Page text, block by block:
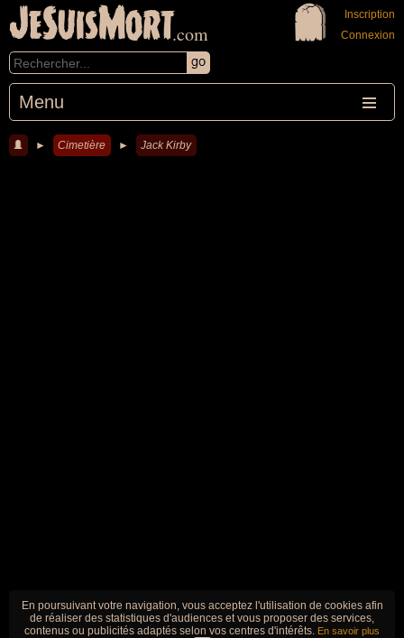
JeSuisMort.com
Menu
Inscription
Connexion
► Cimetière ► Jack Kirby
En poursuivant votre navigation, vous acceptez l'utilisation de cookies afin
de réaliser des statistiques d'audiences et vous proposer des services,
contenus ou publicités adaptés selon vos centres d'intérêts. En savoir plus